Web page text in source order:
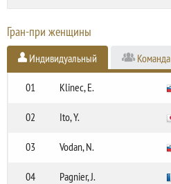
Гран-при женщины
Индивидуальный Команда
01 Klinec, E.
02 Ito, Y.
03 Vodan, N.
04 Pagnier, J.